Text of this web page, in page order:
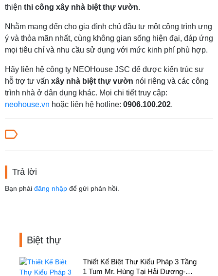
thiện thi công xây nhà biệt thự vườn.
Nhằm mang đến cho gia đình chủ đầu tư một công trình ưng
ý và thỏa mãn nhất, cùng không gian sống hiện đại, đáp ứng
mọi tiêu chí và nhu cầu sử dụng với mức kinh phí phù hợp.
Hãy liên hệ công ty NEOHouse JSC để được kiến trúc sư
hỗ trợ tư vấn xây nhà biệt thự vườn nói riêng và các công
trình nhà ở dân dụng khác. Mọi chi tiết truy cập:
neohouse.vn hoặc liên hệ hotline: 0906.100.202.
Trả lời
Bạn phải đăng nhập để gửi phản hồi.
Biệt thự
Thiết Kế Biệt Thự Kiểu Pháp 3 Tầng
1 Tum Mr. Hùng Tại Hải Dương-